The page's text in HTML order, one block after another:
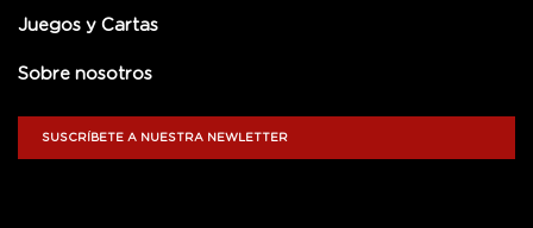
Juegos y Cartas
Sobre nosotros
SUSCRÍBETE A NUESTRA NEWLETTER